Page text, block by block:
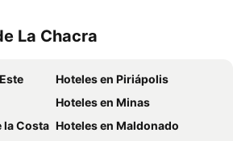
La Chacra
Hoteles en Piriápolis
Hoteles en Minas
la Costa Hoteles en Maldonado